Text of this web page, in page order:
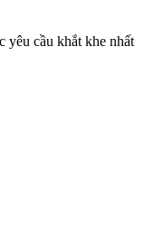
yêu cầu khắt khe nhất